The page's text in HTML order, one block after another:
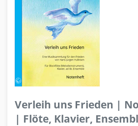
Verleih uns Frieden |
| Flöte, Klavier,